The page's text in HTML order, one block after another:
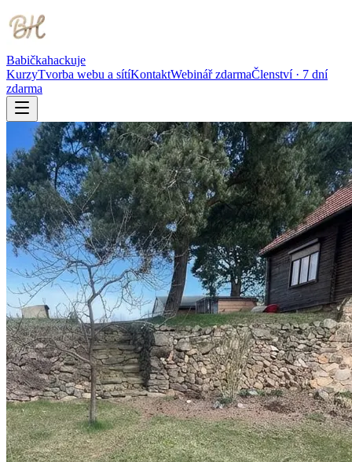
Babičkahackuje
KurzyTvorba webu a sítíKontaktWebinář zdarmaČlenství · 7 dní
zdarma